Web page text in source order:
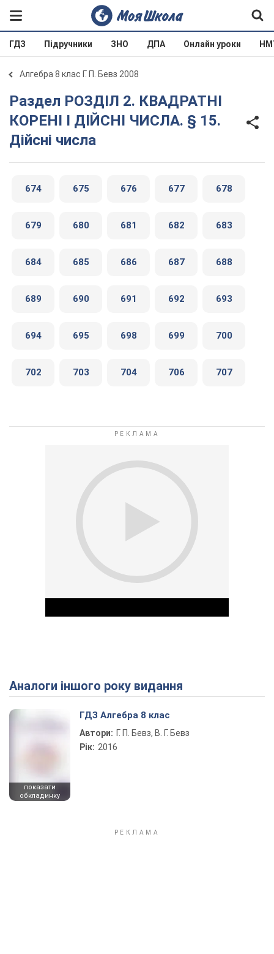
ГДЗ Підручники ЗНО ДПА Онлайн уроки
Алгебра 8 клас Г. П. Бевз 2008
Раздел РОЗДІЛ 2. КВАДРАТНІ
КОРЕНІ І ДІЙСНІ ЧИСЛА. § 15.
Дійсні числа
674 675 676 677 678
679 680 681 682 683
684 685 686 687 688
689 690 691 692 693
694 695 698 699 700
702 703 704 706 707
Play Video
Аналоги іншого року видання
показати
обкладинку
ГДЗ Алгебра 8 клас
Автори: Г. П. Бевз, В. Г. Бевз
Рік: 2016